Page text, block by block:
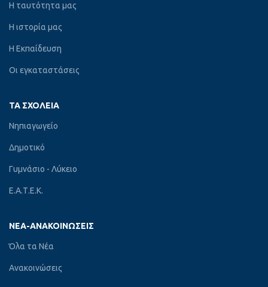
Η ταυτότητα μας
Η ιστορία μας
Η Εκπαίδευση
Οι εγκαταστάσεις
ΤΑ ΣΧΟΛΕΊΑ
Νηπιαγωγείο
Δημοτικό
Γυμνάσιο - Λύκειο
Ε.Α.Τ.Ε.Κ.
ΝΈΑ-ΑΝΑΚΟΙΝΏΣΕΙΣ
Όλα τα Νέα
Ανακοινώσεις